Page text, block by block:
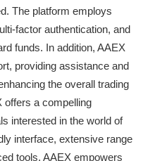
The platform employs
factor authentication, and
funds. In addition, AAEX
providing assistance and
the overall trading
offers a compelling
interested in the world of
interface, extensive range
tools, AAEX empowers